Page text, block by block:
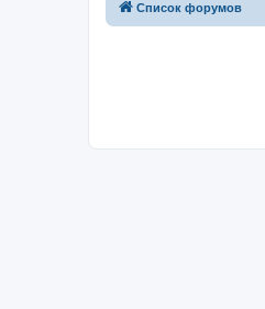
Список форумов